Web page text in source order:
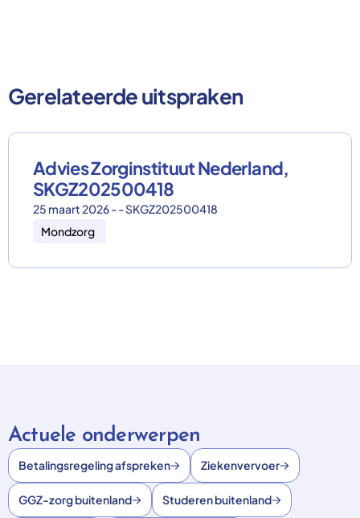
Gerelateerde uitspraken
Advies Zorginstituut Nederland,
SKGZ202500418
25 maart 2026 - - SKGZ202500418
Mondzorg
Actuele onderwerpen
Betalingsregeling afspreken Ziekenvervoer
GGZ-zorg buitenland Studeren buitenland